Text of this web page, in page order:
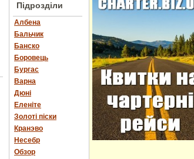
Підрозділи
Албена
Бальчик
Банско
Боровець
Бургас
Варна
Дюні
Еленіте
Золоті піски
Кранэво
Несебр
Обзор